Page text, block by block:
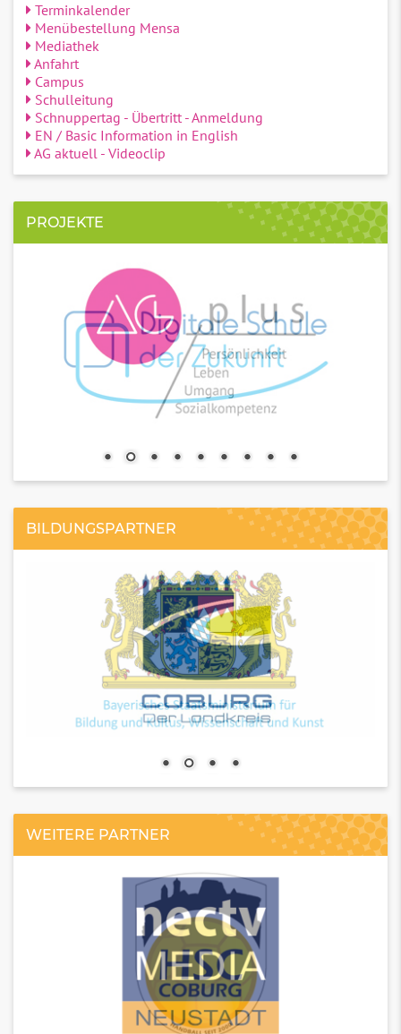
Terminkalender
Menübestellung Mensa
Mediathek
Anfahrt
Campus
Schulleitung
Schnuppertag - Übertritt - Anmeldung
EN / Basic Information in English
AG aktuell - Videoclip
PROJEKTE
BILDUNGSPARTNER
WEITERE PARTNER